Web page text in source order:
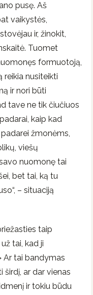
pusę. Aš
vaikystės,
ir, žinokit,
Tuomet
formuotoją,
reikia nusiteikti
ir nori būti
tave ne tik čiučiuos
kaip kad
žmonėms,
viešų
nuomonę tai
bet tai, ką tu
– situaciją
taip
tai, kad ji
Ar tai bandymas
širdį, ar dar vienas
ir tokiu būdu